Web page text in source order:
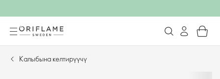
Калыбына келтирүүчү